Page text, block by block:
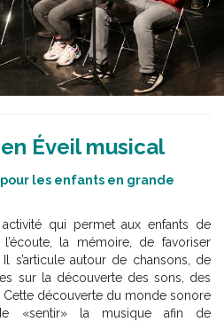
Éveil musical
les enfants en grande
qui permet aux enfants de
la mémoire, de favoriser
Il s’articule autour de chansons, de
sur la découverte des sons, des
découverte du monde sonore
«sentir» la musique afin de